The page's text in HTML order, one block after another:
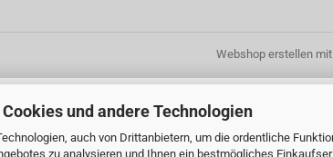
und andere Technologien
auch von Drittanbietern, um die ordentliche
zu analysieren und Ihnen ein bestmögliches
Webshop erstellenmit